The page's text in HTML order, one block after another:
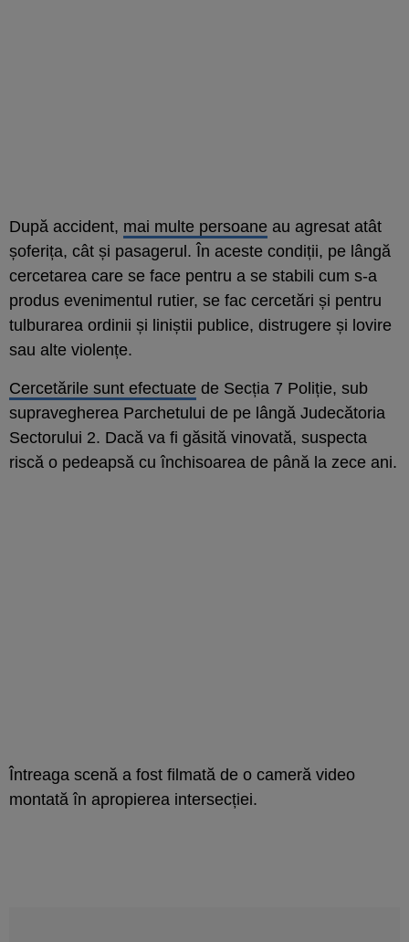
După accident, mai multe persoane au agresat atât
șoferița, cât și pasagerul. În aceste condiții, pe lângă
cercetarea care se face pentru a se stabili cum s-a
produs evenimentul rutier, se fac cercetări și pentru
tulburarea ordinii și liniștii publice, distrugere și lovire
sau alte violențe.
Cercetările sunt efectuate de Secția 7 Poliție, sub
supravegherea Parchetului de pe lângă Judecătoria
Sectorului 2. Dacă va fi găsită vinovată, suspecta
riscă o pedeapsă cu închisoarea de până la zece ani.
Întreaga scenă a fost filmată de o cameră video
montată în apropierea intersecției.